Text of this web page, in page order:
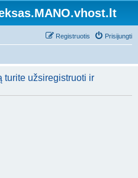
Prisijungti
Registruotis
turite užsiregistruoti ir